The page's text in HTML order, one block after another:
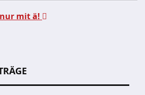
mit ä!